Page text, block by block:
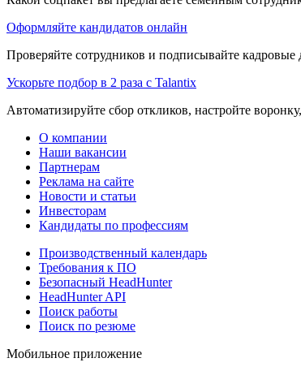
Оформляйте кандидатов онлайн
Проверяйте сотрудников и подписывайте
Ускорьте подбор в 2 раза с Talantix
Автоматизируйте сбор откликов, настройте
О компании
Наши вакансии
Партнерам
Реклама на сайте
Новости и статьи
Инвесторам
Кандидаты по профессиям
Производственный календарь
Требования к ПО
Безопасный HeadHunter
HeadHunter API
Поиск работы
Поиск по резюме
Мобильное приложение